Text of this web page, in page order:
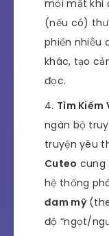
mỏi mắt khi
(nếu có)
phiền nhiễu
khác, tạo
đọc.
Tìm Kiếm
ngàn bộ
truyện yêu
Cuteo cung
hệ thống
đam mỹ
độ “ngọt/